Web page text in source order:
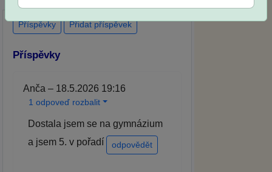
Příspěvky Přidat příspěvek
Příspěvky
Anča – 18.5.2026 19:16
1 odpoveď rozbalit
Dostala jsem se na gymnázium
a jsem 5. v pořadí
odpovědět